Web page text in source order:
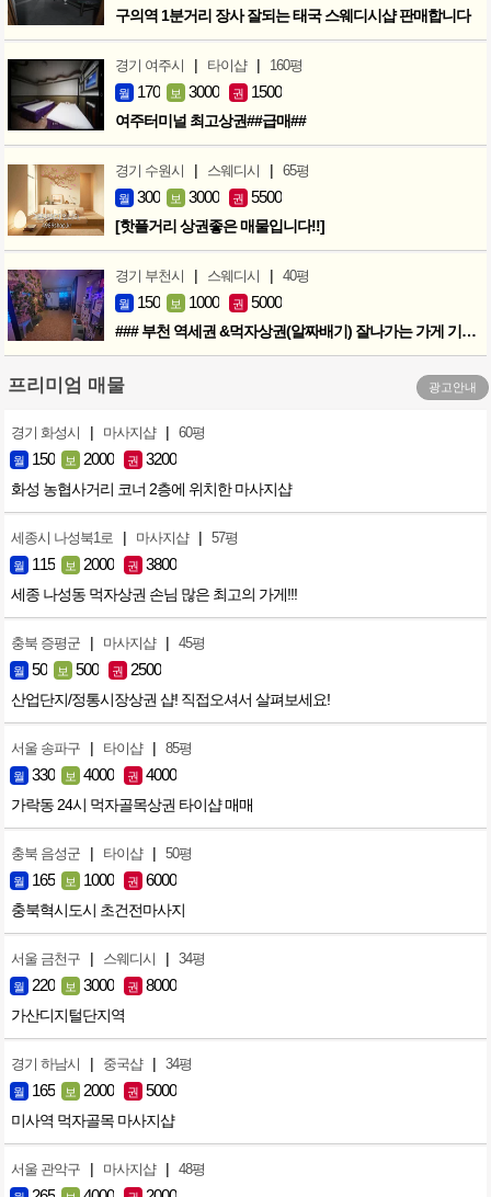
구의역 1분거리 장사 잘되는 태국 스웨디시샵 판매합니다
경기 여주시 | 타이샵 | 160평
월 170 보 3000 권 1500
여주터미널 최고상권##급매##
경기 수원시 | 스웨디시 | 65평
월 300 보 3000 권 5500
[핫플거리 상권좋은 매물입니다!!]
경기 부천시 | 스웨디시 | 40평
월 150 보 1000 권 5000
### 부천 역세권 &먹자상권(알짜배기) 잘나가는 가게 기회입니다 ###
프리미엄 매물 광고안내
경기 화성시 | 마사지샵 | 60평
월 150 보 2000 권 3200
화성 농협사거리 코너 2층에 위치한 마사지샵
세종시 나성북1로 | 마사지샵 | 57평
월 115 보 2000 권 3800
세종 나성동 먹자상권 손님 많은 최고의 가게!!!
충북 증평군 | 마사지샵 | 45평
월 50 보 500 권 2500
산업단지/정통시장상권 샵! 직접오셔서 살펴보세요!
서울 송파구 | 타이샵 | 85평
월 330 보 4000 권 4000
가락동 24시 먹자골목상권 타이샵 매매
충북 음성군 | 타이샵 | 50평
월 165 보 1000 권 6000
충북혁시도시 초건전마사지
서울 금천구 | 스웨디시 | 34평
월 220 보 3000 권 8000
가산디지털단지역
경기 하남시 | 중국샵 | 34평
월 165 보 2000 권 5000
미사역 먹자골목 마사지샵
서울 관악구 | 마사지샵 | 48평